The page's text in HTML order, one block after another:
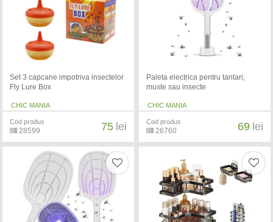
Set 3 capcane impotriva insectelor
Fly Lure Box
CHIC MANIA
Cod produs
28599 75 lei
Paleta electrica pentru tantari,
muste sau insecte
CHIC MANIA
Cod produs
26760 69 lei